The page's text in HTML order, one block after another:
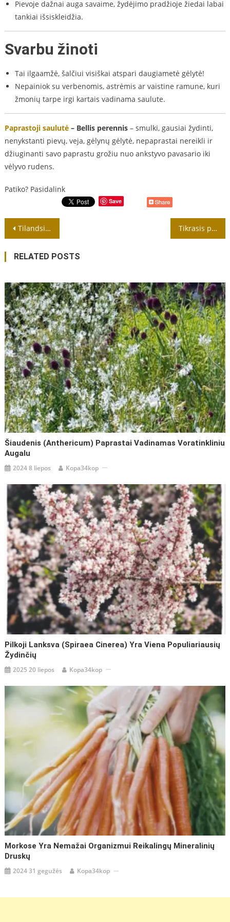
Pievoje dažnai auga savaime, žydėjimo pradžioje žiedai labai
tankiai išsiskleidžia.
Svarbu žinoti
Tai ilgaamžė, šalčiui visiškai atspari daugiametė gėlytė!
Nepainiok su verbenomis, astrėmis ar vaistine ramune, kuri
žmonių tarpe irgi kartais vadinama saulute.
Paprastoji saulutė– Bellis perennis– smulki, gausiai žydinti,
nenykstanti pievų, veja, gėlynų gėlytė, nepaprastai nereikli ir
džiuginanti savo paprastu grožiu nuo ankstyvo pavasario iki
vėlyvo rudens.
Patiko? Pasidalink
Save
Navigacija
tarp
įrašų
Tilandsija (Tillandsia) auginimas ir priežiūra Tikrasis plokštenis – tai labai populiarus kambarinis augalas
RELATED POSTS
Šiaudenis (Anthericum) Paprastai Vadinamas Voratinkliniu
Augalu
2024 8 liepos Kopa34kop
Pilkoji Lanksva (Spiraea Cinerea) Yra Viena Populiariausių
Žydinčių
2025 20 liepos Kopa34kop
Morkose Yra Nemažai Organizmui Reikalingų Mineralinių
Druskų
2024 31 gegužės Kopa34kop